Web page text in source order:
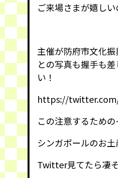
ご来場さまが嬉し
主催が防府市文化
との写真も握手も
い！
https://twitter.com/
この注意するため
シンガポールのお土
Twitter見てたら凄